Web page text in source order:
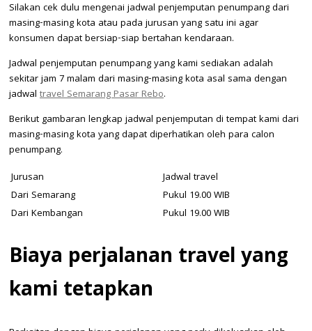
Silakan cek dulu mengenai jadwal penjemputan penumpang dari
masing-masing kota atau pada jurusan yang satu ini agar
konsumen dapat bersiap-siap bertahan kendaraan.
Jadwal penjemputan penumpang yang kami sediakan adalah
sekitar jam 7 malam dari masing-masing kota asal sama dengan
jadwal travel Semarang Pasar Rebo.
Berikut gambaran lengkap jadwal penjemputan di tempat kami dari
masing-masing kota yang dapat diperhatikan oleh para calon
penumpang.
Jurusan
Jadwal travel
Dari Semarang
Pukul 19.00 WIB
Dari Kembangan
Pukul 19.00 WIB
Biaya perjalanan travel yang
kami tetapkan